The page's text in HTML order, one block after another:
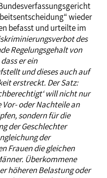
wieder
befasst und urteilte im
des
Regelungsgehalt von
er ein
und dieses auch auf
erstreckt. Der Satz:
will nicht nur
oder Nachteile an
sondern für die
der Geschlechter
der
Frauen die gleichen
Überkommene
höheren Belastung oder